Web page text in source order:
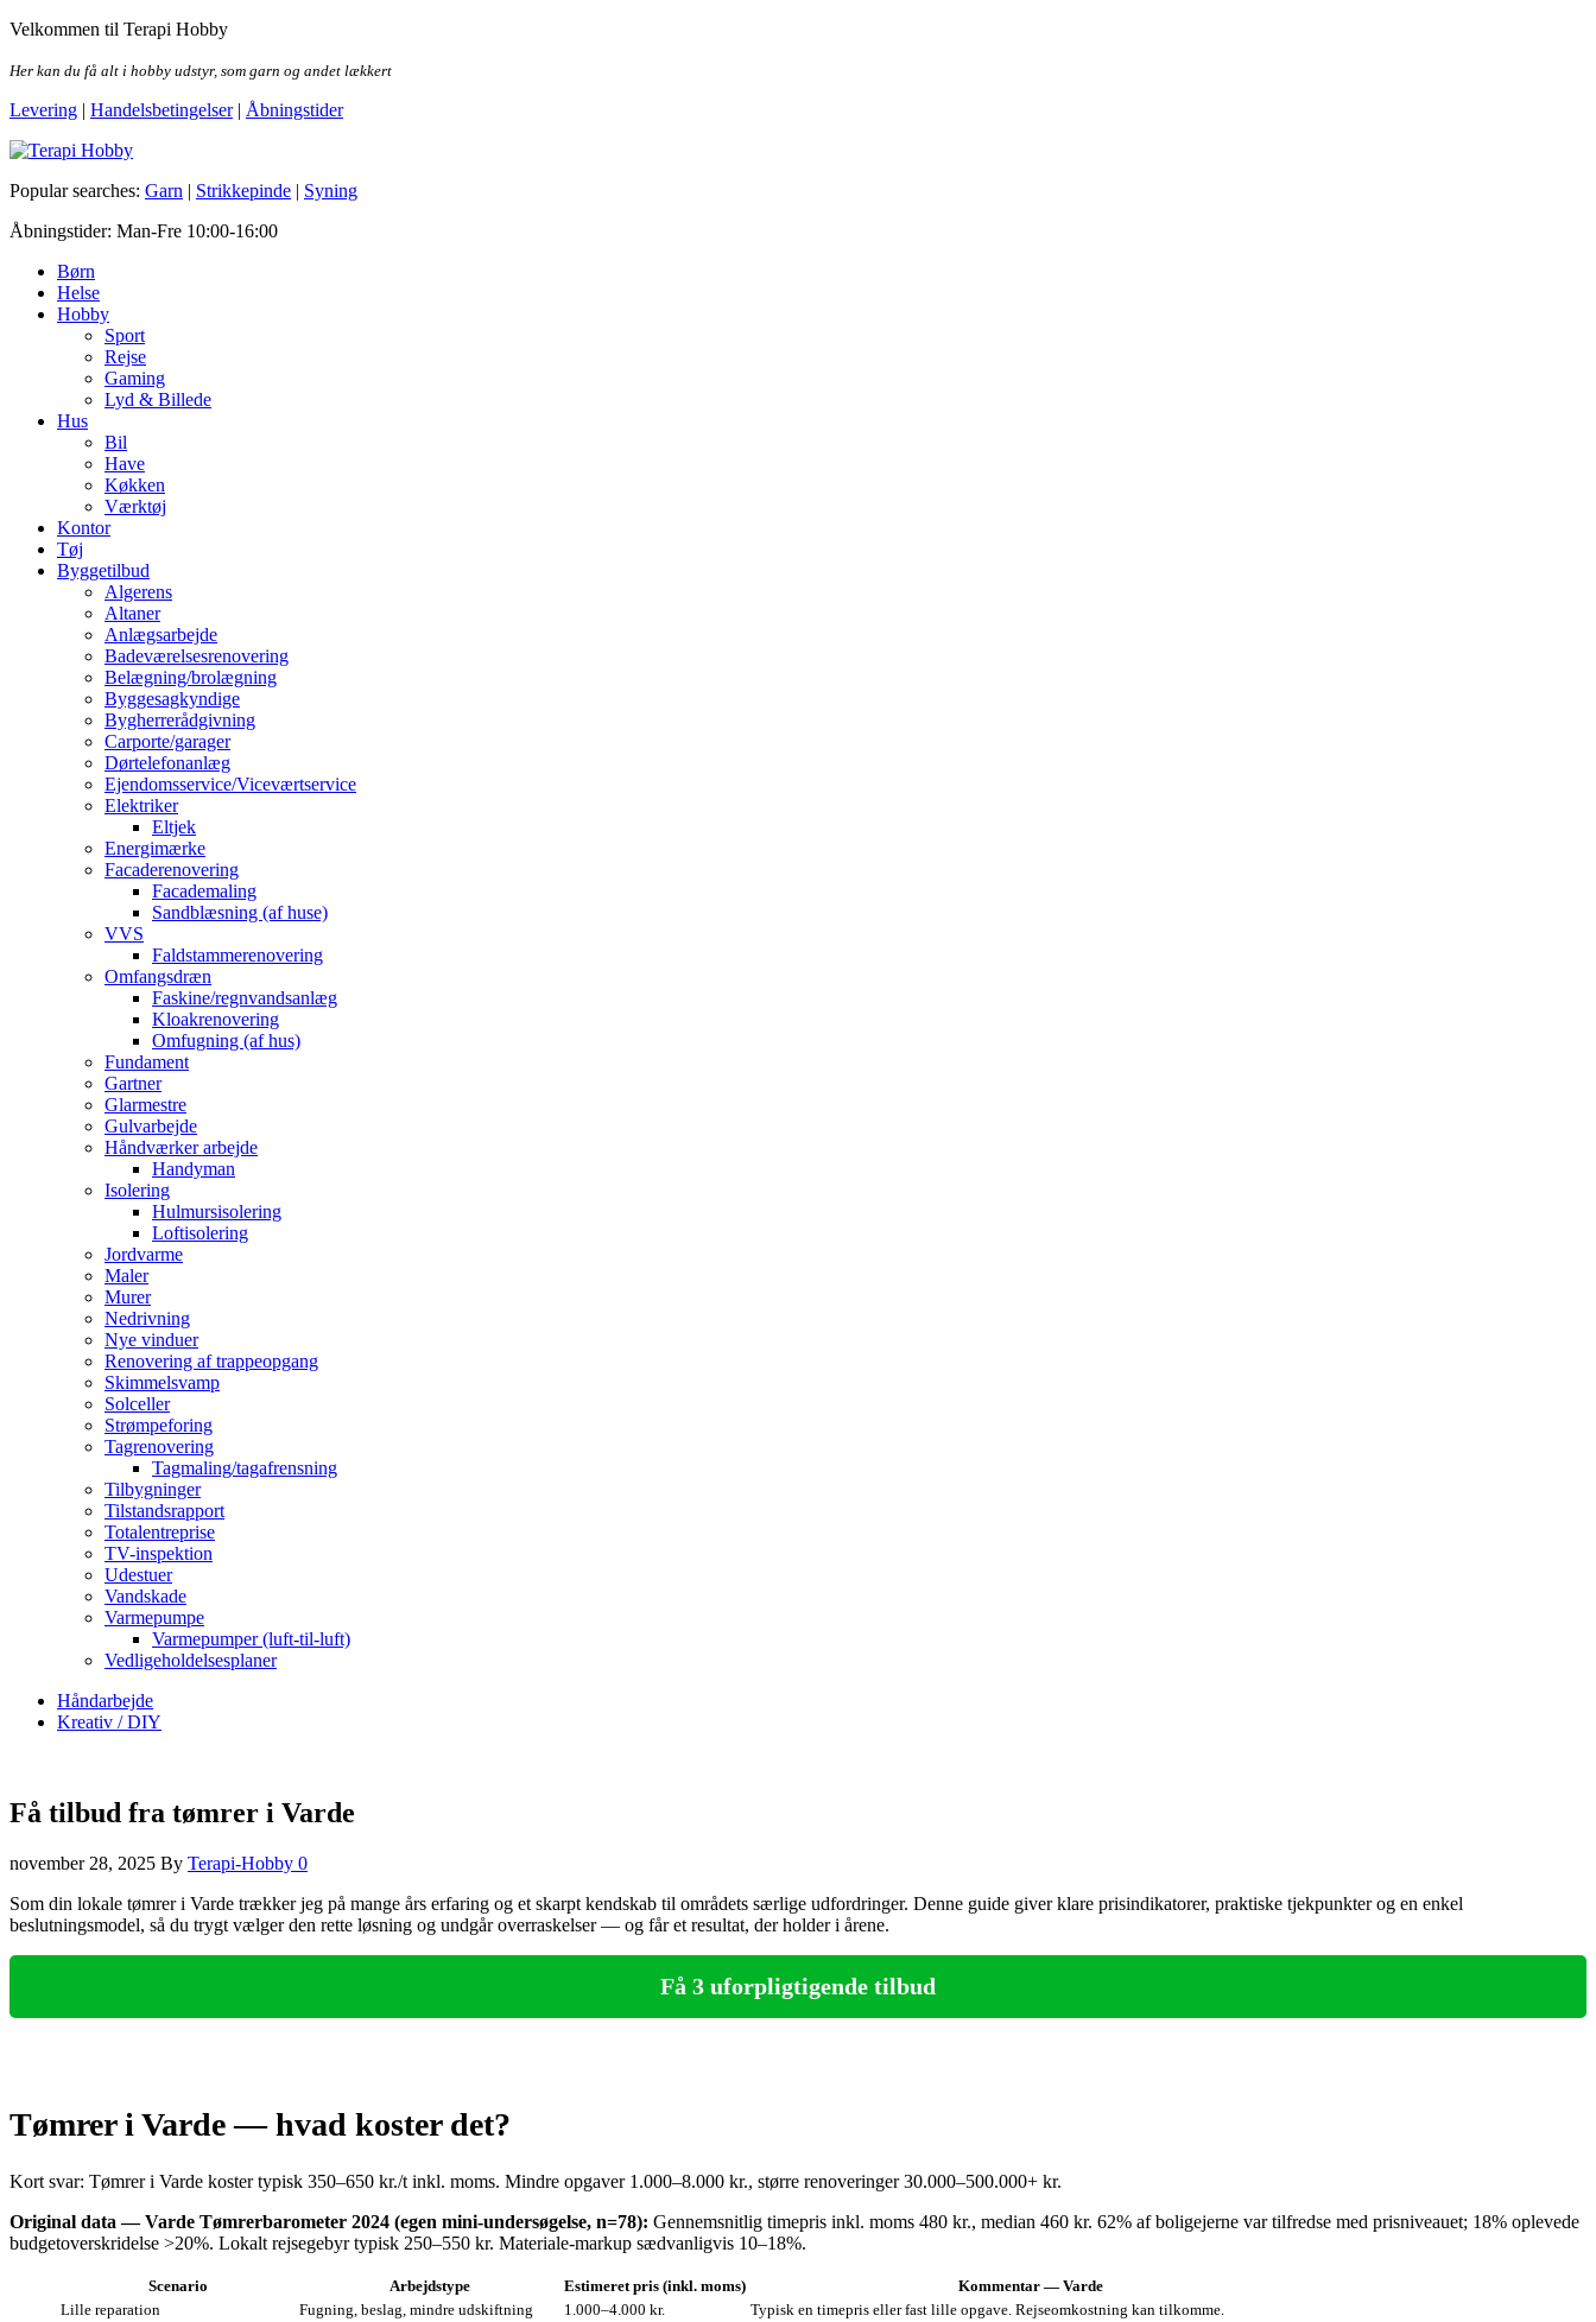
Skip
the
Velkommen til Terapi Hobby
Her kan du få alt i hobby udstyr, som garn og andet lækkert
Levering | Handelsbetingelser| Åbningstider
Terapi Hobby
Popular searches: Garn | Strikkepinde | Syning
Åbningstider: Man-Fre 10:00-16:00
Børn
Helse
Hobby
Sport
Rejse
Gaming
Lyd & Billede
Hus
Bil
Have
Køkken
Værktøj
Kontor
Tøj
Byggetilbud
Algerens
Altaner
Anlægsarbejde
Badeværelsesrenovering
Belægning/brolægning
Byggesagkyndige
Bygherrerådgivning
Carporte/garager
Dørtelefonanlæg
Ejendomsservice/Viceværtservice
Elektriker
Eltjek
Energimærke
Facaderenovering
Facademaling
Sandblæsning (af huse)
VVS
Faldstammerenovering
Omfangsdræn
Faskine/regnvandsanlæg
Kloakrenovering
Omfugning (af hus)
Fundament
Gartner
Glarmestre
Gulvarbejde
Håndværker arbejde
Handyman
Isolering
Hulmursisolering
Loftisolering
Jordvarme
Maler
Murer
Nedrivning
Nye vinduer
Renovering af trappeopgang
Skimmelsvamp
Solceller
Strømpeforing
Tagrenovering
Tagmaling/tagafrensning
Tilbygninger
Tilstandsrapport
Totalentreprise
TV-inspektion
Udestuer
Vandskade
Varmepumpe
Varmepumper (luft-til-luft)
Vedligeholdelsesplaner
Håndarbejde
Kreativ / DIY
Få tilbud fra tømrer i Varde
november 28, 2025 By Terapi-Hobby 0
Som din lokale tømrer i Varde trækker jeg på mange års erfaring og et skarpt kendskab til områdets særlige udfordringer. Denne guide giver klare prisindikatorer, praktiske tjekpunkter og en enkel
beslutningsmodel, så du trygt vælger den rette løsning og undgår overraskelser — og får et resultat, der holder i årene.
Få 3 uforpligtigende tilbud
Tømrer i Varde — hvad koster det?
Kort svar: Tømrer i Varde koster typisk 350–650 kr./t inkl. moms. Mindre opgaver 1.000–8.000 kr., større renoveringer 30.000–500.000+ kr.
Original data — Varde Tømrerbarometer 2024 (egen mini‑undersøgelse, n=78): Gennemsnitlig timepris inkl. moms 480 kr., median 460 kr. 62% af boligejerne var tilfredse med prisniveauet; 18% oplevede
budgetoverskridelse >20%. Lokalt rejsegebyr typisk 250–550 kr. Materiale‑markup sædvanligvis 10–18%.
Scenario Arbejdstype Estimeret pris (inkl. moms)
Kommentar — Varde
Lille reparation
Fugning, beslag, mindre udskiftning 1.000–4.000 kr.
Typisk en timepris eller fast lille opgave. Rejseomkostning kan tilkomme.